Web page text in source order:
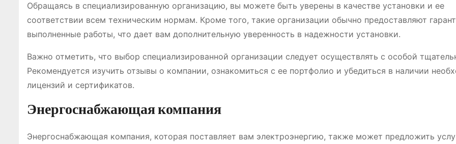
Обращаясь в специализированную организацию, вы можете быть уверены в качестве установки и ее
соответствии всем техническим нормам. Кроме того, такие организации обычно предоставляют
выполненные работы, что дает вам дополнительную уверенность в надежности установки.
Важно отметить, что выбор специализированной организации следует осуществлять с особой
Рекомендуется изучить отзывы о компании, ознакомиться с ее портфолио и убедиться в наличии
лицензий и сертификатов.
Энергоснабжающая компания
Энергоснабжающая компания, которая поставляет вам электроэнергию, также может предложить